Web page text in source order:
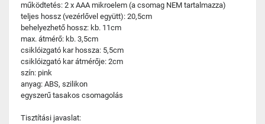
működtetés: 2 x AAA mikroelem (a csomag NEM tartalmazza)
teljes hossz (vezérlővel együtt): 20,5cm
behelyezhető hossz: kb. 11cm
max. átmérő: kb. 3,5cm
csiklóizgató kar hossza: 5,5cm
csiklóizgató kar átmérője: 2cm
szín: pink
anyag: ABS, szilikon
egyszerű tasakos csomagolás
Tisztítási javaslat: